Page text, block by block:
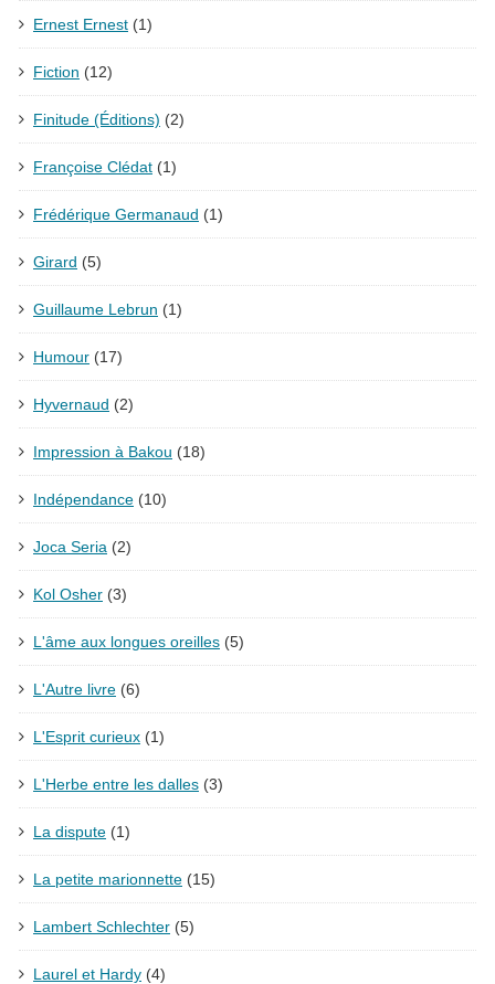
Ernest Ernest (1)
Fiction (12)
Finitude (Éditions) (2)
Françoise Clédat (1)
Frédérique Germanaud (1)
Girard (5)
Guillaume Lebrun (1)
Humour (17)
Hyvernaud (2)
Impression à Bakou (18)
Indépendance (10)
Joca Seria (2)
Kol Osher (3)
L'âme aux longues oreilles (5)
L'Autre livre (6)
L'Esprit curieux (1)
L'Herbe entre les dalles (3)
La dispute (1)
La petite marionnette (15)
Lambert Schlechter (5)
Laurel et Hardy (4)